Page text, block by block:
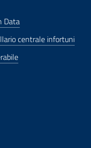
Data
centrale infortuni